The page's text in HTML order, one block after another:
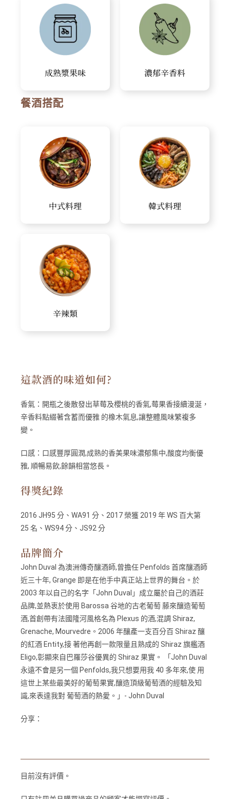
成熟漿果味 濃郁辛香料
餐酒搭配
中式料理 韓式料理
辛辣類
這款酒的味道如何?
香氣： 開瓶之後散發出草莓及櫻桃的香氣,莓果香接續漫涎，
辛香料點綴著含蓄而優雅 的橡木氣息,讓整體風味繁複多
變。
口感： 口感豐厚圓潤,成熟的香美果味濃郁集中,酸度均衡優
雅, 順暢易飲,餘韻相當悠長。
得獎紀錄
2016 JH95 分、WA91 分、2017 榮獲 2019 年 WS 百大第
25 名、WS94 分、JS92 分
品牌簡介
John Duval 為澳洲傳奇釀酒師,曾擔任 Penfolds 首席釀酒師
近三十年, Grange 即是在他手中真正站上世界的舞台。於
2003 年以自己的名字「John Duval」成立屬於自己的酒莊
品牌,並熱衷於使用 Barossa 谷地的古老葡萄 藤來釀造葡萄
酒,首創帶有法國隆河風格名為 Plexus 的酒,混調 Shiraz,
Grenache, Mourvedre。2006 年釀產一支百分百 Shiraz 釀
的紅酒 Entity,接 著他再創一款限量且熟成的 Shiraz 旗艦酒
Eligo,彰顯來自巴羅莎谷優異的 Shiraz 果實。 「John Duval
永遠不會是另一個 Penfolds,我只想要用我 40 多年來,使 用
這世上某些最美好的葡萄果實,釀造頂級葡萄酒的經驗及知
識,來表達我對 葡萄酒的熱愛。」- John Duval
分享：
目前沒有評價。